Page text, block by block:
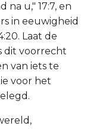
na u," 17:7, en
in eeuwigheid
Laat de
dit voorrecht
van iets te
voor het